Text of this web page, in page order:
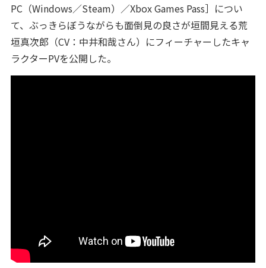
PC（Windows／Steam）／Xbox Games Pass］につい
て、ぶっきらぼうながらも面倒見の良さが垣間見える荒
垣真次郎（CV：中井和哉さん）にフィーチャーしたキャ
ラクターPVを公開した。